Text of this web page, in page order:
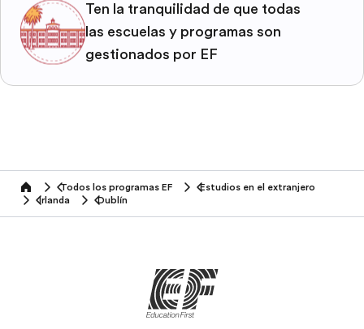
Ten la tranquilidad de que todas
las escuelas y programas son
gestionados por EF
home Todos los programas EF
Estudios en el extranjero
Irlanda
Dublín